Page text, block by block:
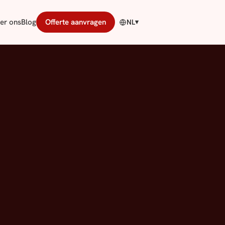
onsBlog Offerte aanvragen NL▾